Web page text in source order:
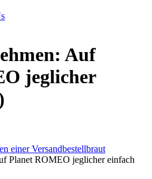
Auf
jeglicher
einer Versandbestellbraut
Planet ROMEO jeglicher einfach